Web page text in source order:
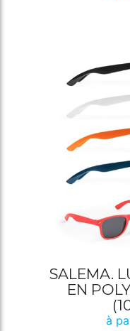
SALEMA.
EN
à